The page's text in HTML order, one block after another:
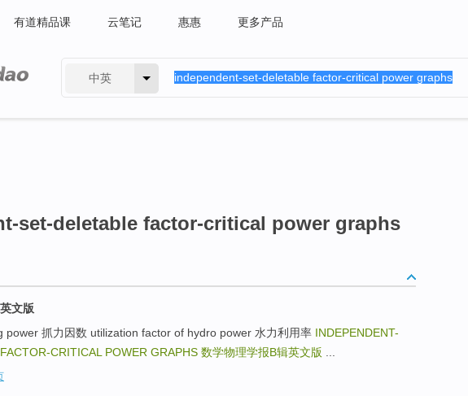
有道精品课 云笔记 惠惠 更多产品
中英
set-deletable factor-critical power graphs
文版
power 抓力因数 utilization factor of hydro power 水力利用率 INDEPENDENT-
CRITICAL POWER GRAPHS 数学物理学报B辑英文版